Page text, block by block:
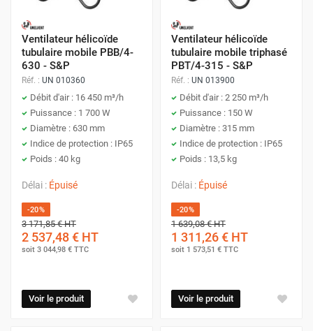
Ventilateur hélicoïde
tubulaire mobile PBB/4-
630 - S&P
Réf. : UN 010360
Débit d'air : 16 450 m³/h
Puissance : 1 700 W
Diamètre : 630 mm
Indice de protection : IP65
Poids : 40 kg
Délai : Épuisé
-20%
3 171,85 €HT
2 537,48 € HT
soit 3 044,98 € TTC
Voir le produit
Ventilateur hélicoïde
tubulaire mobile triphasé
PBT/4-315 - S&P
Réf. : UN 013900
Débit d'air : 2 250 m³/h
Puissance : 150 W
Diamètre : 315 mm
Indice de protection : IP65
Poids : 13,5 kg
Délai : Épuisé
-20%
1 639,08 €HT
1 311,26 € HT
soit 1 573,51 € TTC
Voir le produit